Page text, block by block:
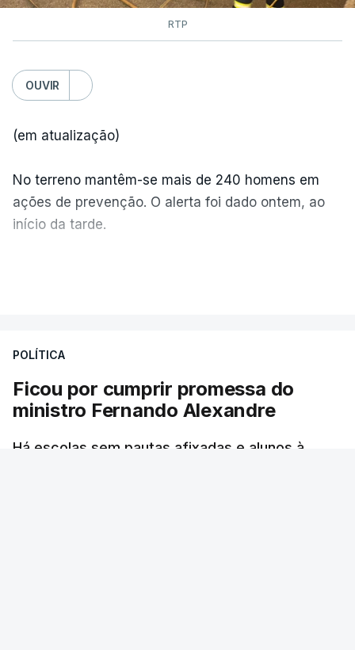
RTP
OUVIR
(em atualização)
No terreno mantêm-se mais de 240 homens em
ações de prevenção. O alerta foi dado ontem, ao
início da tarde.
POLÍTICA
Ficou por cumprir promessa do
ministro Fernando Alexandre
Há escolas sem pautas afixadas e alunos à